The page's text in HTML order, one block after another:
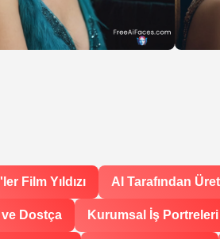
Film Yıldızı AI Tarafından
ve Dostça Kurumsal İş Portreleri